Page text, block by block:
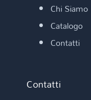
Chi Siamo
Catalogo
Contatti
Contatti